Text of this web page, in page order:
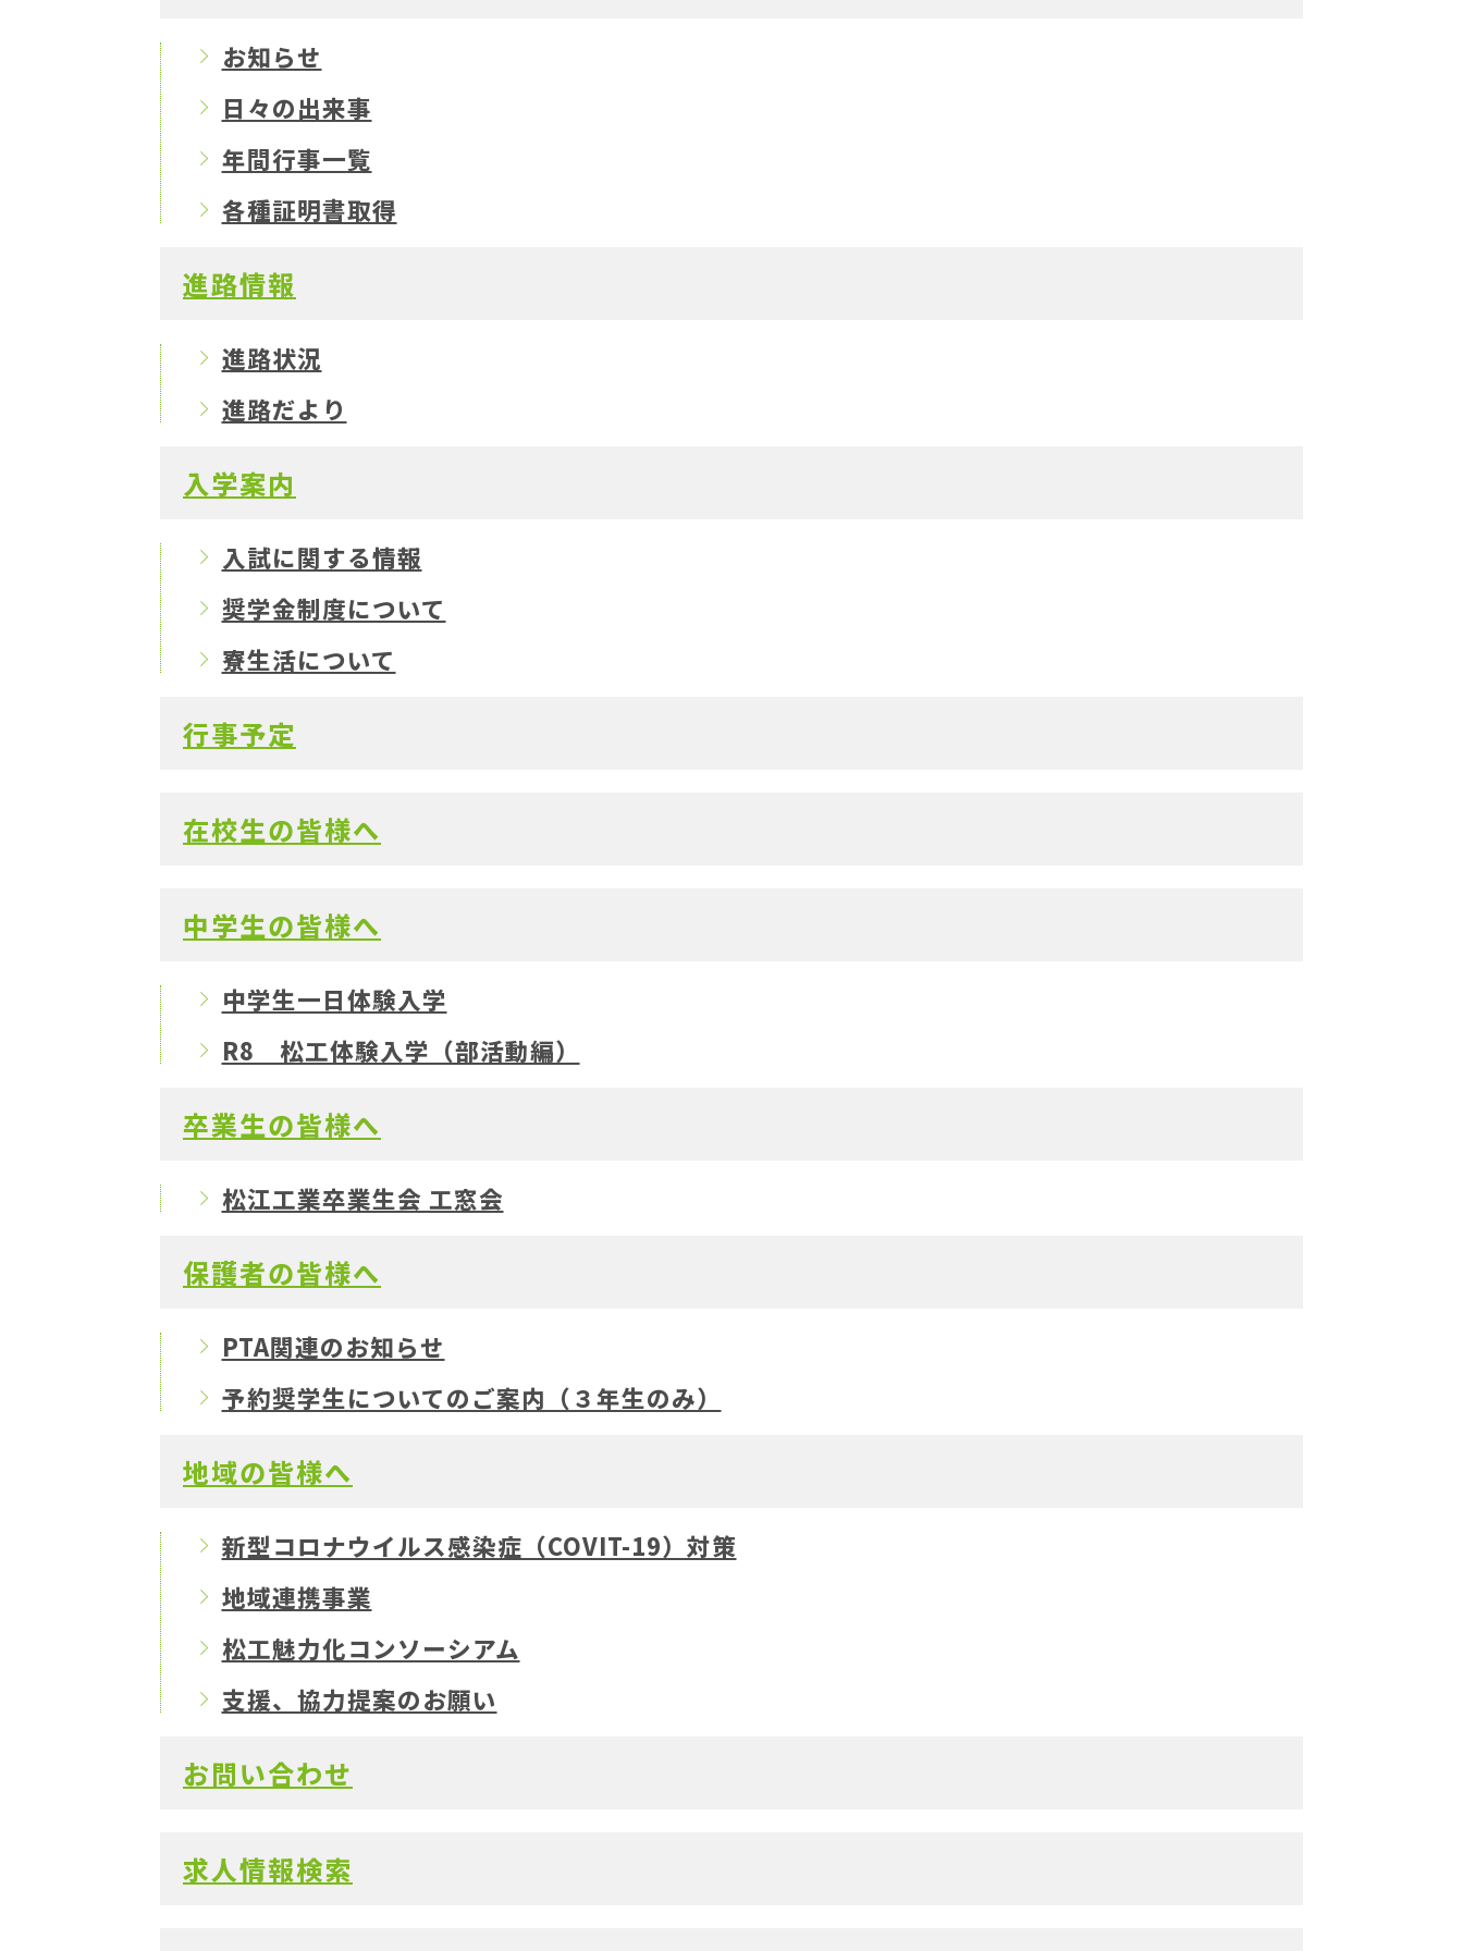
お知らせ
日々の出来事
年間行事一覧
各種証明書取得
進路情報
進路状況
進路だより
入学案内
入試に関する情報
奨学金制度について
寮生活について
行事予定
在校生の皆様へ
中学生の皆様へ
中学生一日体験入学
R8 松工体験入学（部活動編）
卒業生の皆様へ
松江工業卒業生会 工窓会
保護者の皆様へ
PTA関連のお知らせ
予約奨学生についてのご案内（３年生のみ）
地域の皆様へ
新型コロナウイルス感染症（COVIT-19）対策
地域連携事業
松工魅力化コンソーシアム
支援、協力提案のお願い
お問い合わせ
求人情報検索